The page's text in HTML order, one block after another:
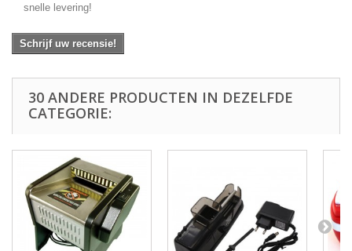
snelle levering!
Schrijf uw recensie!
30 ANDERE PRODUCTEN IN DEZELFDE
CATEGORIE: